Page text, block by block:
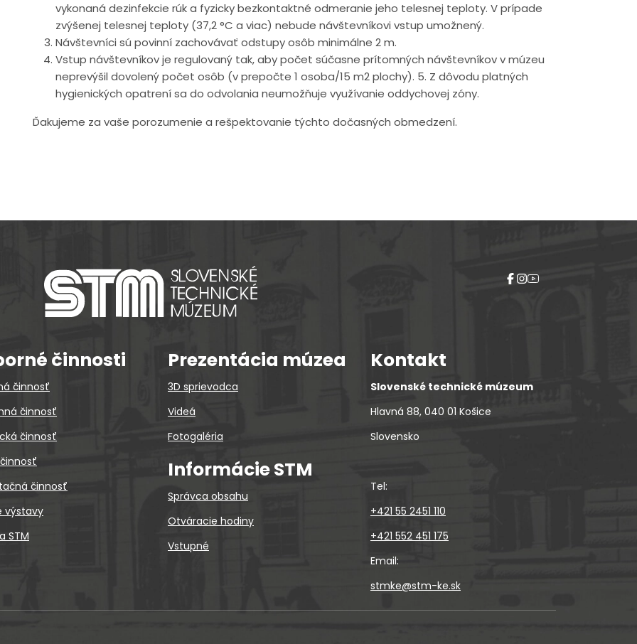
vykonaná dezinfekcie rúk a fyzicky bezkontaktné odmeranie jeho telesnej teploty. V prípade
zvýšenej telesnej teploty (37,2 °C a viac) nebude návštevníkovi vstup umožnený.
Návštevníci sú povinní zachovávať odstupy osôb minimálne 2 m.
Vstup návštevníkov je regulovaný tak, aby počet súčasne prítomných návštevníkov v múzeu
neprevýšil dovolený počet osôb (v prepočte 1 osoba/15 m2 plochy). 5. Z dôvodu platných
hygienických opatrení sa do odvolania neumožňuje využívanie oddychovej zóny.
Ďakujeme za vaše porozumenie a rešpektovanie týchto dočasných obmedzení.
činnosti
činnosť
činnosť
činnosť
činnosť
výstavy
STM
Prezentácia múzea
3D sprievodca
Videá
Fotogaléria
Informácie STM
Správca obsahu
Otváracie hodiny
Vstupné
Kontakt
Slovenské technické múzeum
Hlavná 88, 040 01 Košice
Slovensko
Tel:
+421 55 2451 110
+421 552 451 175
Email:
stmke@stm-ke.sk